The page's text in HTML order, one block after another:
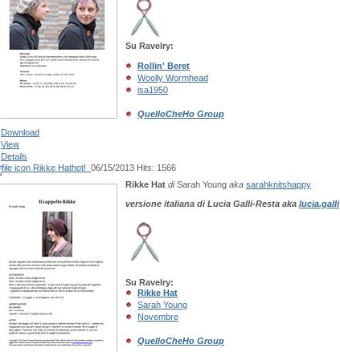
Su Ravelry:
Rollin' Beret
Woolly Wormhead
isa1950
QuelloCheHo Group
Download
View
Details
Rikke Hathot! 06/15/2013 Hits: 1566
Rikke Hat diSarah Young aka sarahknitshappy
versione italiana diLucia Galli-Resta aka lucia.galli
Su Ravelry:
Rikke Hat
Sarah Young
Novembre
QuelloCheHo Group